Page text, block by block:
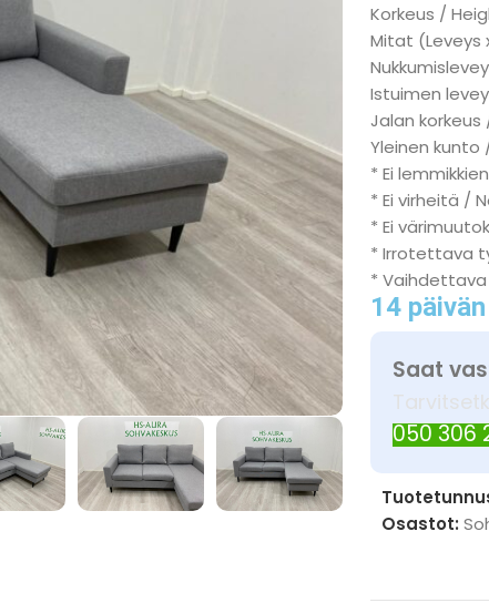
Korkeus /
Mitat (Leveys
Istuimen
Jalan korkeus
Yleinen kunto
* Ei
* Ei virheitä /
* Ei
* Irrotettava
*
14
Saat
050 306
Osastot: